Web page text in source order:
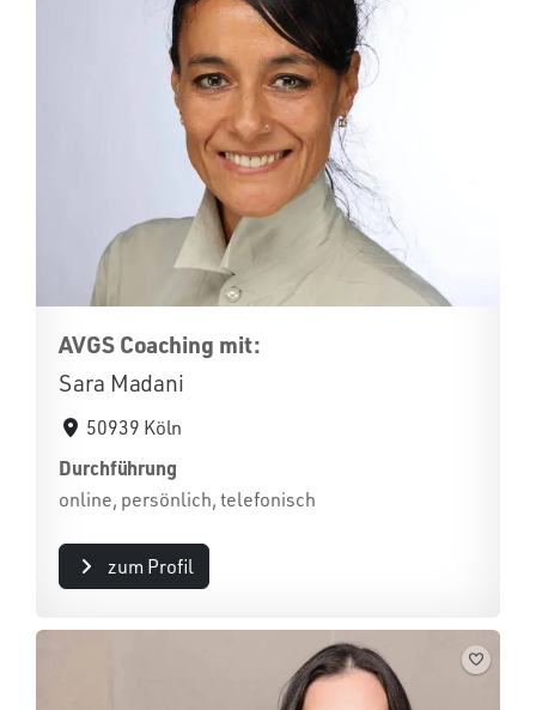
AVGS Coaching mit:
Sara Madani
50939 Köln
Durchführung
online, persönlich, telefonisch
zum Profil